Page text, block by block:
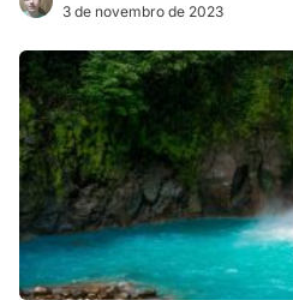
3 de novembro de 2023